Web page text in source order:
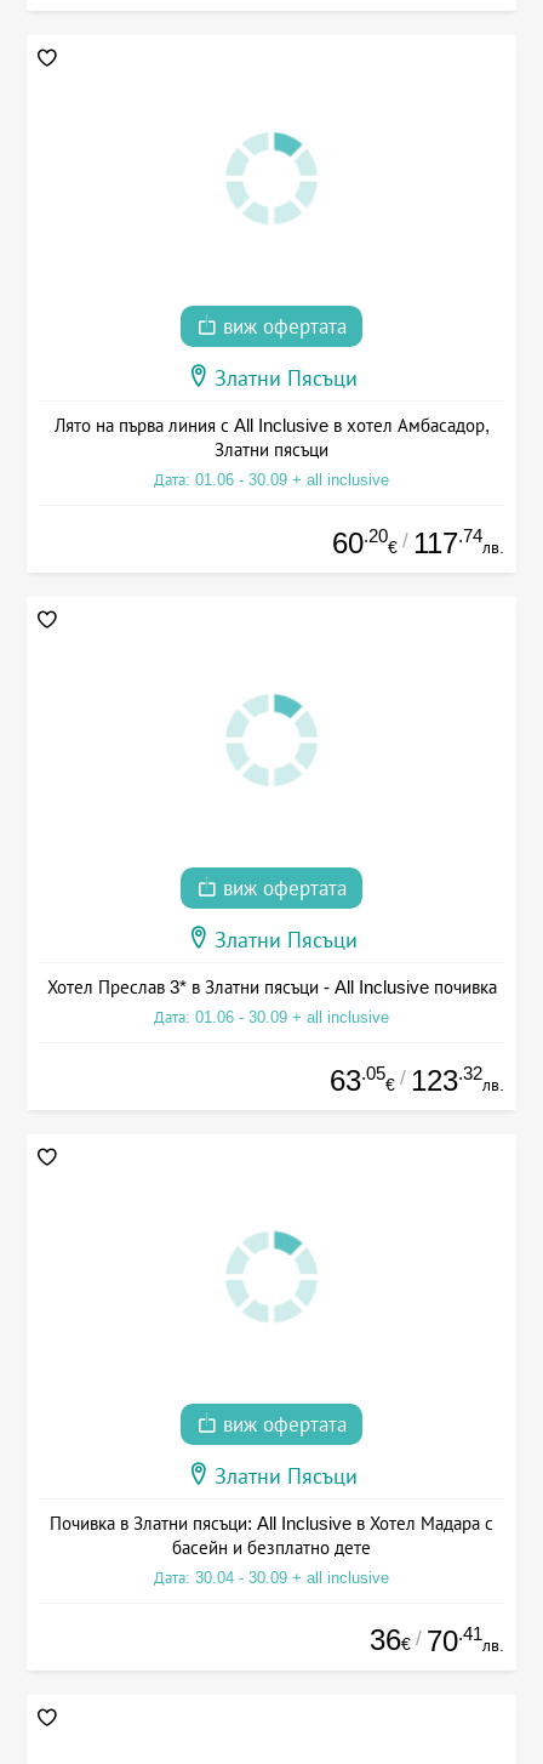
виж офертата
Златни Пясъци
Лято на първа линия с All Inclusive в хотел Амбасадор,
Златни пясъци
Дата: 01.06 - 30.09 + all inclusive
60.20
€ / 117.74
лв.
виж офертата
Златни Пясъци
Хотел Преслав 3* в Златни пясъци - All Inclusive почивка
Дата: 01.06 - 30.09 + all inclusive
63.05
€ / 123.32
лв.
виж офертата
Златни Пясъци
Почивка в Златни пясъци: All Inclusive в Хотел Мадара с
басейн и безплатно дете
Дата: 30.04 - 30.09 + all inclusive
36€ / 70.41
лв.